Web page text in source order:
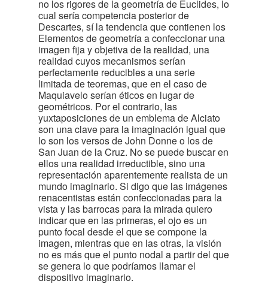
no los rigores de la geometría de Euclides, lo
cual sería competencia posterior de
Descartes, sí la tendencia que contienen los
Elementos de geometría a confeccionar una
imagen fija y objetiva de la realidad, una
realidad cuyos mecanismos serían
perfectamente reducibles a una serie
limitada de teoremas, que en el caso de
Maquiavelo serían éticos en lugar de
geométricos. Por el contrario, las
yuxtaposiciones de un emblema de Alciato
son una clave para la imaginación igual que
lo son los versos de John Donne o los de
San Juan de la Cruz. No se puede buscar en
ellos una realidad irreductible, sino una
representación aparentemente realista de un
mundo imaginario. Si digo que las imágenes
renacentistas están confeccionadas para la
vista y las barrocas para la mirada quiero
indicar que en las primeras, el ojo es un
punto focal desde el que se compone la
imagen, mientras que en las otras, la visión
no es más que el punto nodal a partir del que
se genera lo que podríamos llamar el
dispositivo imaginario.